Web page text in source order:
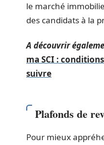
le marché
des candidats à la
A découvrir
ma SCI :
suivre
Plafonds de
Pour mieux